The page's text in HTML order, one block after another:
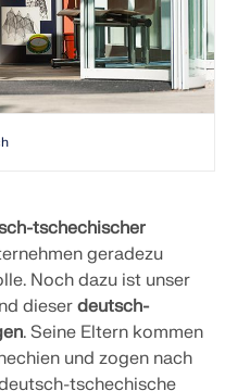
seismischen Daten.
tschechischer
geradezu
Noch dazu ist unser
dieser deutsch-
. Seine Eltern kommen
und zogen nach
tschechische